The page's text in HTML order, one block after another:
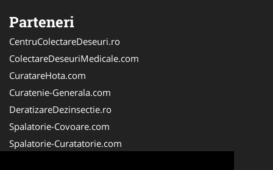
Parteneri
CentruColectareDeseuri.ro
ColectareDeseuriMedicale.com
CuratareHota.com
Curatenie-Generala.com
DeratizareDezinsectie.ro
Spalatorie-Covoare.com
Spalatorie-Curatatorie.com